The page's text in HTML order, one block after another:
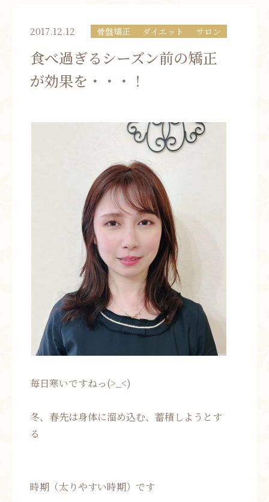
お問い合わせ
お客様の声
2017.12.12 骨盤矯正 ダイエット サロン
食べ過ぎるシーズン前の矯正
が効果を・・・！
毎日寒いですねっ(>_<)
冬、春先は身体に溜め込む、蓄積しようとす
る
時期（太りやすい時期）です